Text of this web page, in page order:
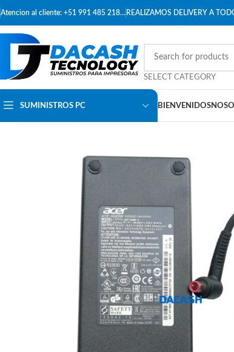
Atencion al cliente: +51 991 485 218… REALIZAMOS DELIVERY A
SELECT CATEGORY
SUMINISTROS PC BIENVENIDOS